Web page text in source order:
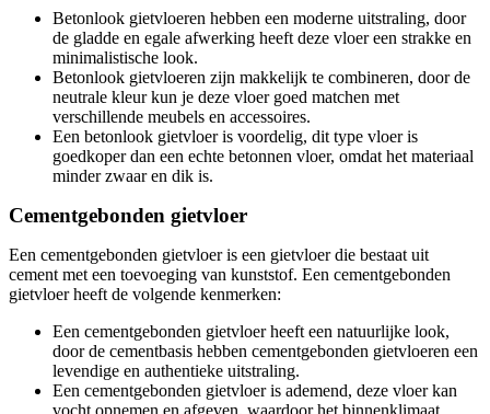
Betonlook gietvloeren hebben een moderne uitstraling, door
de gladde en egale afwerking heeft deze vloer een strakke en
minimalistische look.
Betonlook gietvloeren zijn makkelijk te combineren, door de
neutrale kleur kun je deze vloer goed matchen met
verschillende meubels en accessoires.
Een betonlook gietvloer is voordelig, dit type vloer is
goedkoper dan een echte betonnen vloer, omdat het materiaal
minder zwaar en dik is.
Cementgebonden gietvloer
Een cementgebonden gietvloer is een gietvloer die bestaat uit
cement met een toevoeging van kunststof. Een cementgebonden
gietvloer heeft de volgende kenmerken:
Een cementgebonden gietvloer heeft een natuurlijke look,
door de cementbasis hebben cementgebonden gietvloeren een
levendige en authentieke uitstraling.
Een cementgebonden gietvloer is ademend, deze vloer kan
vocht opnemen en afgeven, waardoor het binnenklimaat